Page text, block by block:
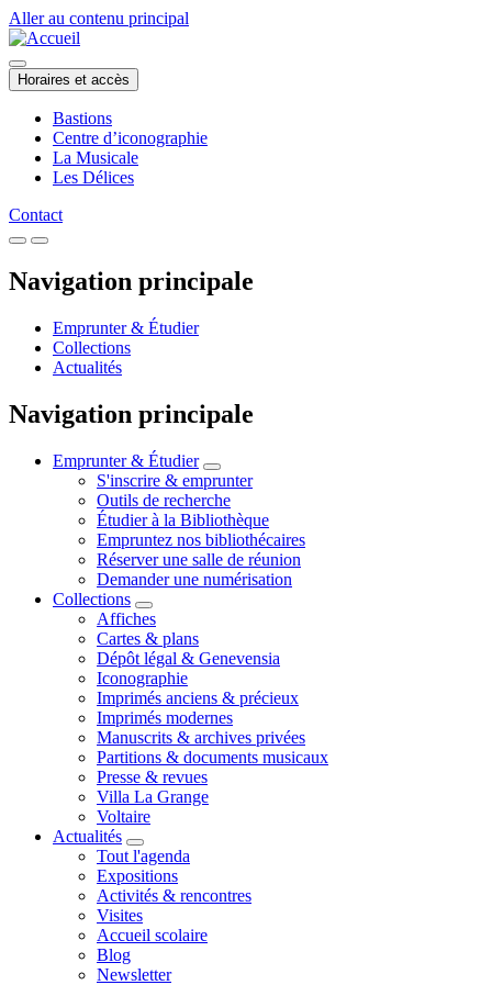
Aller au contenu principal
Horaires et accès
Bastions
Centre d’iconographie
La Musicale
Les Délices
Contact
Navigation principale
Emprunter & Étudier
Collections
Actualités
Navigation principale
Emprunter & Étudier
S'inscrire & emprunter
Outils de recherche
Étudier à la Bibliothèque
Empruntez nos bibliothécaires
Réserver une salle de réunion
Demander une numérisation
Collections
Affiches
Cartes & plans
Dépôt légal & Genevensia
Iconographie
Imprimés anciens & précieux
Imprimés modernes
Manuscrits & archives privées
Partitions & documents musicaux
Presse & revues
Villa La Grange
Voltaire
Actualités
Tout l'agenda
Expositions
Activités & rencontres
Visites
Accueil scolaire
Blog
Newsletter